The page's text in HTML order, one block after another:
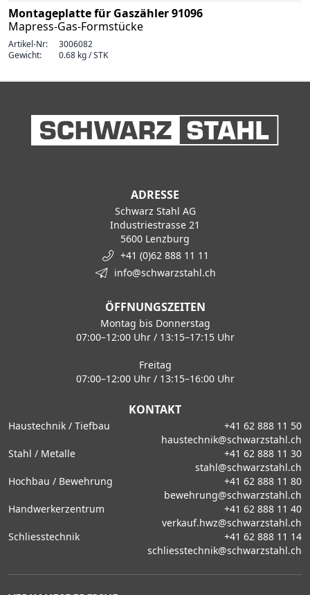
Montageplatte für Gaszähler 91096
Mapress-Gas-Formstücke
Artikel-Nr:
3006082
Gewicht:
0.68 kg / STK
ADRESSE
Schwarz Stahl AG
Industriestrasse 21
5600 Lenzburg
+41 (0)62 888 11 11
info@schwarzstahl.ch
ÖFFNUNGSZEITEN
Montag bis Donnerstag
07:00–12:00 Uhr / 13:15–17:15 Uhr
Freitag
07:00–12:00 Uhr / 13:15–16:00 Uhr
KONTAKT
Haustechnik / Tiefbau
+41 62 888 11 50
haustechnik@schwarzstahl.ch
Stahl / Metalle
+41 62 888 11 30
stahl@schwarzstahl.ch
Hochbau / Bewehrung
+41 62 888 11 80
bewehrung@schwarzstahl.ch
Handwerkerzentrum
+41 62 888 11 40
verkauf.hwz@schwarzstahl.ch
Schliesstechnik
+41 62 888 11 14
schliesstechnik@schwarzstahl.ch